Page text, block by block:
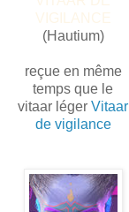
VIGILANCE
(Hautium)
reçue en même
temps que le
vitaar léger Vitaar
de vigilance